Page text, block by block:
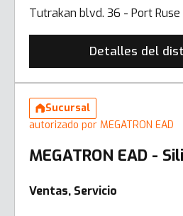
Tutrakan blvd. 36 - Port Ruse
Detalles del
Sucursal
autorizado por MEGATRON EAD
MEGATRON EAD -
Ventas, Servicio